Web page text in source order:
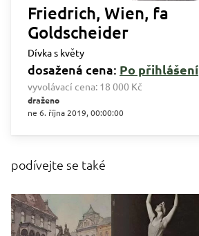
Friedrich, Wien, fa
Goldscheider
Dívka s květy
dosažená cena: Po přihlášení
vyvolávací cena: 18 000 Kč
draženo
ne 6. října 2019, 00:00:00
podívejte se také